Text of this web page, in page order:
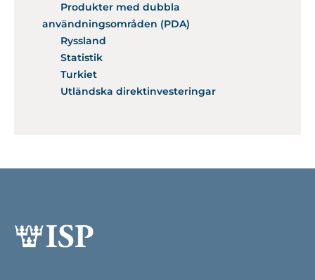
Produkter med dubbla
användningsområden (PDA)
Ryssland
Statistik
Turkiet
Utländska direktinvesteringar